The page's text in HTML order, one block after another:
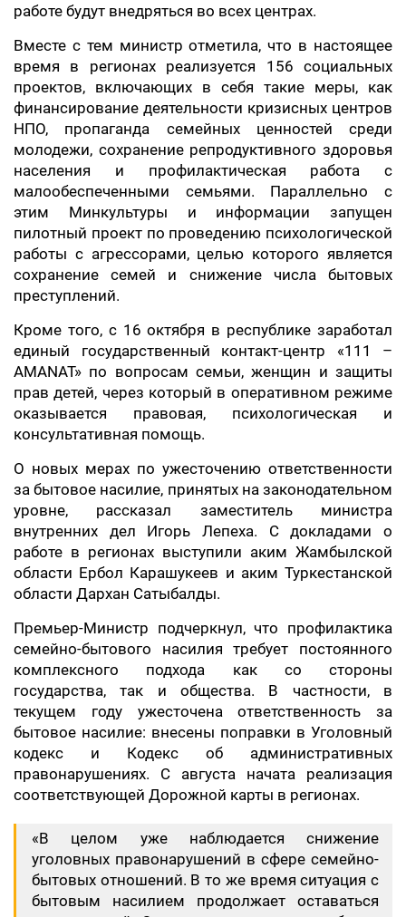
работе будут внедряться во всех центрах.
Вместе с тем министр отметила, что в настоящее
время в регионах реализуется 156 социальных
проектов, включающих в себя такие меры, как
финансирование деятельности кризисных центров
НПО, пропаганда семейных ценностей среди
молодежи, сохранение репродуктивного здоровья
населения и профилактическая работа с
малообеспеченными семьями. Параллельно с
этим Минкультуры и информации запущен
пилотный проект по проведению психологической
работы с агрессорами, целью которого является
сохранение семей и снижение числа бытовых
преступлений.
Кроме того, с 16 октября в республике заработал
единый государственный контакт-центр «111 –
AMANAT» по вопросам семьи, женщин и защиты
прав детей, через который в оперативном режиме
оказывается правовая, психологическая и
консультативная помощь.
О новых мерах по ужесточению ответственности
за бытовое насилие, принятых на законодательном
уровне, рассказал заместитель министра
внутренних дел Игорь Лепеха. С докладами о
работе в регионах выступили аким Жамбылской
области Ербол Карашукеев и аким Туркестанской
области Дархан Сатыбалды.
Премьер-Министр подчеркнул, что профилактика
семейно-бытового насилия требует постоянного
комплексного подхода как со стороны
государства, так и общества. В частности, в
текущем году ужесточена ответственность за
бытовое насилие: внесены поправки в Уголовный
кодекс и Кодекс об административных
правонарушениях. С августа начата реализация
соответствующей Дорожной карты в регионах.
«В целом уже наблюдается снижение
уголовных правонарушений в сфере семейно-
бытовых отношений. В то же время ситуация с
бытовым насилием продолжает оставаться